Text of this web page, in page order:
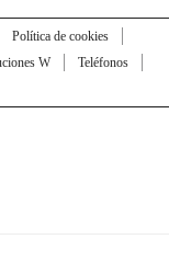
Política de cookies
W
Teléfonos